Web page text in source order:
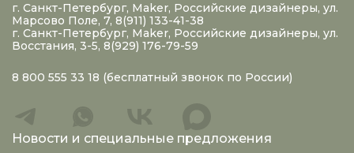
г. Санкт-Петербург, Maker, Российские дизайнеры, ул.
Марсово Поле, 7, 8(911) 133-41-38
г. Санкт-Петербург, Maker, Российские дизайнеры, ул.
Восстания, 3-5, 8(929) 176-79-59
8 800 555 33 18 (бесплатный звонок по России)
Новости и специальные предложения